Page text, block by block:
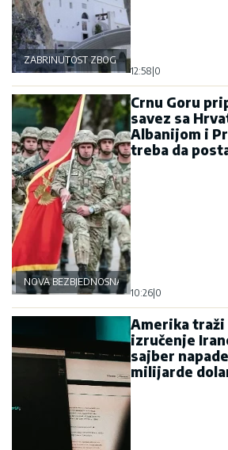
ZABRINUTOST ZBOG OSTROGA
12:58 0
NOVA BEZBJEDNOSNA OSOVINA
Crnu Goru
savez sa
Albanijom i
treba da
10:26 0
Amerika traži
izručenje
sajber
milijarde